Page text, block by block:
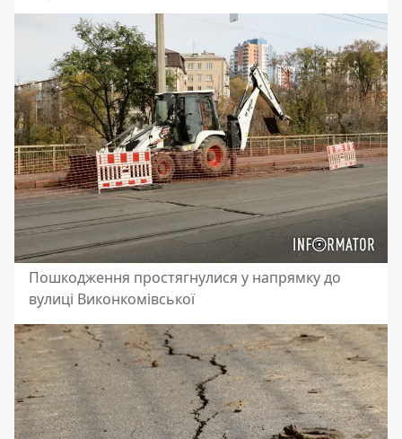
Пошкодження простягнулися у напрямку до
вулиці Виконкомівської